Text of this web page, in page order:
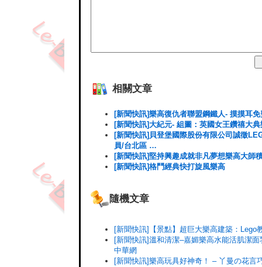
相關文章
[新聞快訊]樂高復仇者聯盟鋼鐵人- 摸摸耳
[新聞快訊]大紀元- 組圖：英國女王鑽禧大
[新聞快訊]貝登堡國際股份有限公司誠徵
員/台北區 …
[新聞快訊]堅持興趣成就非凡夢想樂高大師
[新聞快訊]格鬥經典快打旋風樂高
隨機文章
[新聞快訊]【景點】超巨大樂高建築：Lego
[新聞快訊]溫和清潔–嘉媚樂高水能活肌潔
中華網
[新聞快訊]樂高玩具好神奇！ – 丫曼の花言